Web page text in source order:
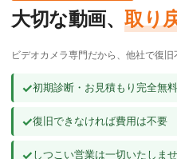
サービスの流れ
お客様の声
ビデオカメラ復旧成功事例
大切な動画、 取り
ビデオカメラ専門だから、他社で復
✓初期診断・お見積もり完全無料
✓復旧できなければ費用は不要
✓しつこい営業は一切いたしま